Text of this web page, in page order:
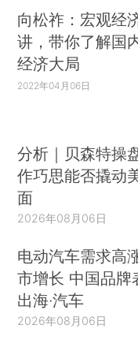
向松祚：宏观经
讲，带你了解国
经济大局
2022年04月06日
分析｜贝森特操
作巧思能否撬动
面
2026年08月06日
电动汽车需求高
市增长 中国品牌
出海·汽车
2026年08月06日